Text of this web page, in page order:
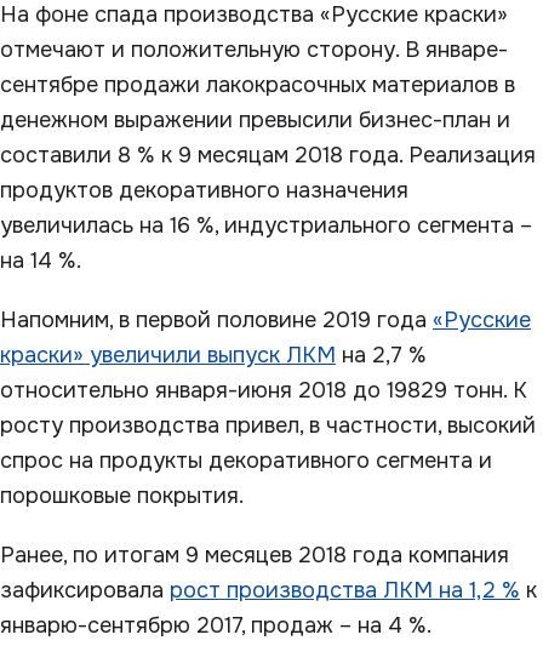
На фоне спада производства «Русские краски»
отмечают и положительную сторону. В январе-
сентябре продажи лакокрасочных материалов в
денежном выражении превысили бизнес-план и
составили 8 % к 9 месяцам 2018 года. Реализация
продуктов декоративного назначения
увеличилась на 16 %, индустриального сегмента –
на 14 %.
Напомним, в первой половине 2019 года «Русские
краски» увеличили выпуск ЛКМ на 2,7 %
относительно января-июня 2018 до 19829 тонн. К
росту производства привел, в частности, высокий
спрос на продукты декоративного сегмента и
порошковые покрытия.
Ранее, по итогам 9 месяцев 2018 года компания
зафиксировала рост производства ЛКМ на 1,2 % к
январю-сентябрю 2017, продаж – на 4 %.